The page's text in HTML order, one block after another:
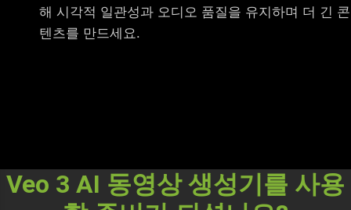
해 시각적 일관성과 오디오 품질을 유지하며 더 긴 콘
텐츠를 만드세요.
Veo 3 AI 동영상 생성기를 사용